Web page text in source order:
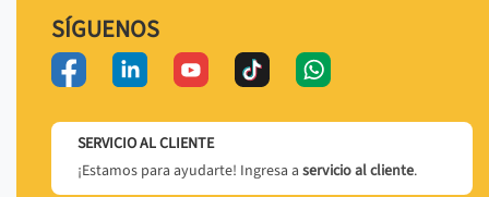
SÍGUENOS
SERVICIO AL CLIENTE
¡Estamos para ayudarte! Ingresa a servicio al cliente.